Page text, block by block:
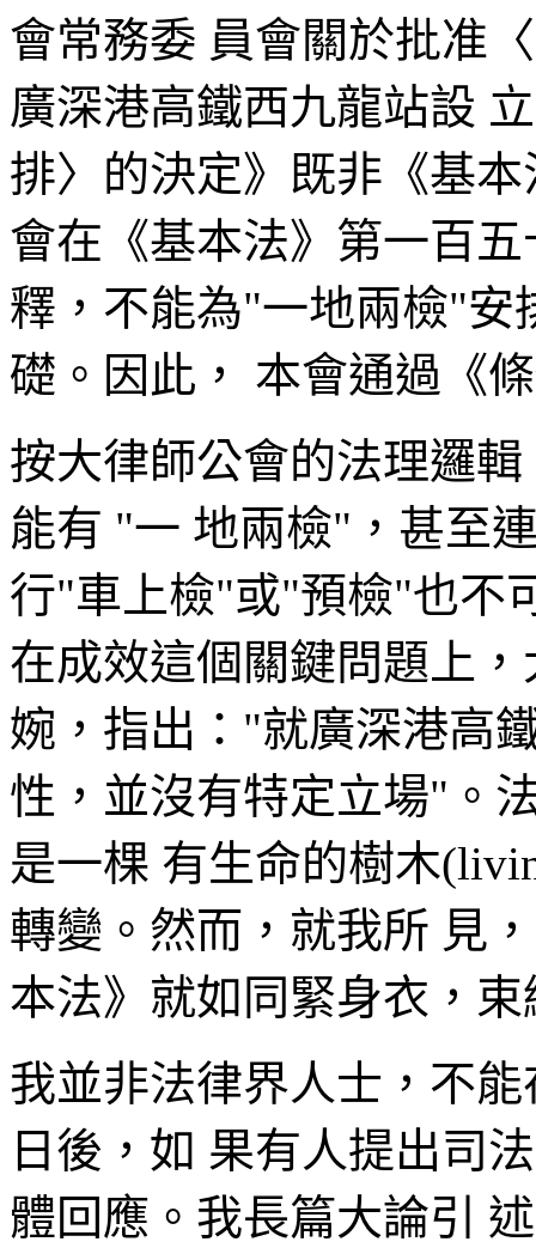
會常務委 員會關於批准
廣深港高鐵西九龍站設
排〉的決定》既非《基
會在《基本法》第一百
釋，不能為"一地兩檢"安
礎。因此， 本會通過《
按大律師公會的法理邏
能有 "一 地兩檢"，甚至
行"車上檢"或"預檢"也不
在成效這個關鍵問題上
婉，指出："就廣深港高
性，並沒有特定立場"。
是一棵 有生命的樹木
轉變。然而，就我所 見
本法》就如同緊身衣，
我並非法律界人士，不
日後，如 果有人提出司
體回應。我長篇大論引